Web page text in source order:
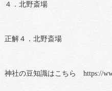
４．北野斎場
正解４．北野斎場
神社の豆知識はこちら https://